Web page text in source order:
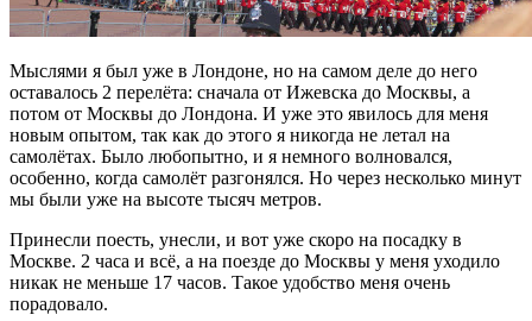
Мыслями я был уже в Лондоне, но на самом деле до него
оставалось 2 перелёта: сначала от Ижевска до Москвы, а
потом от Москвы до Лондона. И уже это явилось для меня
новым опытом, так как до этого я никогда не летал на
самолётах. Было любопытно, и я немного волновался,
особенно, когда самолёт разгонялся. Но через несколько минут
мы были уже на высоте тысяч метров.
Принесли поесть, унесли, и вот уже скоро на посадку в
Москве. 2 часа и всё, а на поезде до Москвы у меня уходило
никак не меньше 17 часов. Такое удобство меня очень
порадовало.